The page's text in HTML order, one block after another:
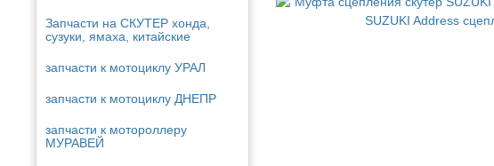
Запчасти на СКУТЕР хонда,
сузуки, ямаха, китайские
запчасти к мотоциклу УРАЛ
запчасти к мотоциклу ДНЕПР
запчасти к мотороллеру
МУРАВЕЙ